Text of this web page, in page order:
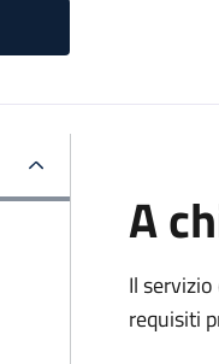
A
Il
requisiti